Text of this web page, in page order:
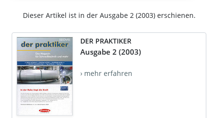
Dieser Artikel ist in der Ausgabe 2 (2003) erschienen.
DER PRAKTIKER
Ausgabe 2 (2003)
› mehr erfahren